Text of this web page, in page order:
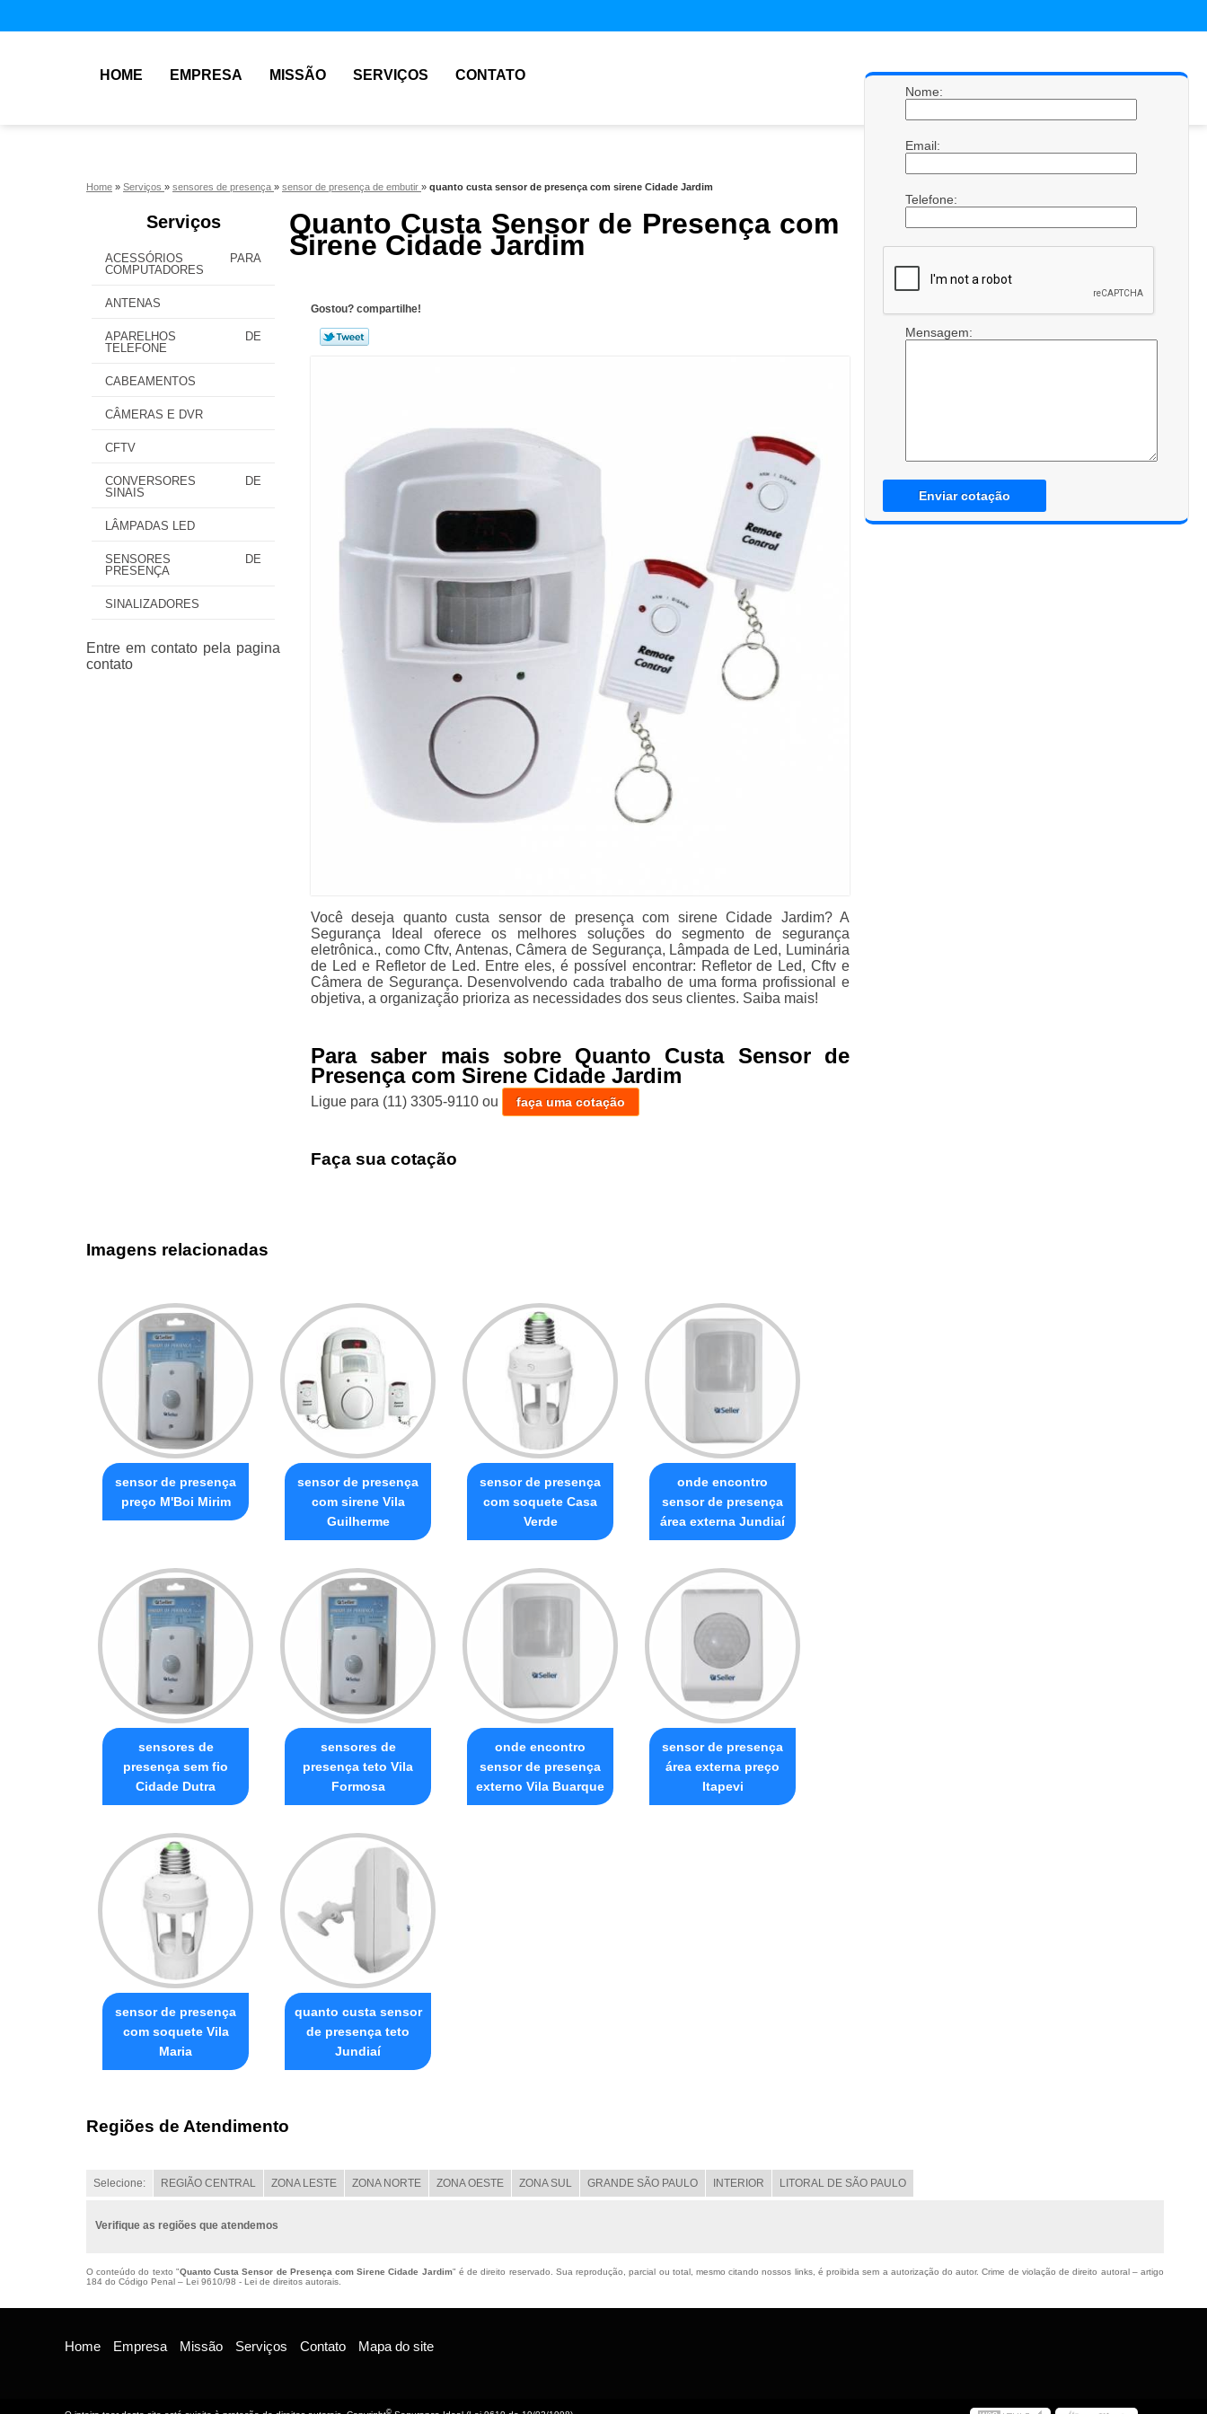
HOME EMPRESA MISSÃO SERVIÇOS CONTATO
Home » Serviços » sensores de presença » sensor de presença de embutir » quanto custa sensor de presença com sirene Cidade Jardim
Serviços
ACESSÓRIOS PARA
COMPUTADORES
ANTENAS
APARELHOS DE
TELEFONE
CABEAMENTOS
CÂMERAS E DVR
CFTV
CONVERSORES DE
SINAIS
LÂMPADAS LED
SENSORES DE
PRESENÇA
SINALIZADORES
Quanto Custa Sensor de Presença com
Sirene Cidade Jardim
Gostou? compartilhe!
Você deseja quanto custa sensor de presença com sirene Cidade Jardim? A
Segurança Ideal oferece os melhores soluções do segmento de segurança
eletrônica., como Cftv, Antenas, Câmera de Segurança, Lâmpada de Led, Luminária
de Led e Refletor de Led. Entre eles, é possível encontrar: Refletor de Led, Cftv e
Câmera de Segurança. Desenvolvendo cada trabalho de uma forma profissional e
objetiva, a organização prioriza as necessidades dos seus clientes. Saiba mais!
Para saber mais sobre Quanto Custa Sensor de
Presença com Sirene Cidade Jardim
Ligue para (11) 3305-9110 ou faça uma cotação
Faça sua cotação
Nome:
Email:
Telefone:
Mensagem:
Enviar cotação
Imagens relacionadas
sensor de presença
preço M'Boi Mirim
sensor de presença
com sirene Vila
Guilherme
sensor de presença
com soquete Casa
Verde
onde encontro
sensor de presença
área externa Jundiaí
sensores de
presença sem fio
Cidade Dutra
sensores de
presença teto Vila
Formosa
onde encontro
sensor de presença
externo Vila Buarque
sensor de presença
área externa preço
Itapevi
sensor de presença
com soquete Vila
Maria
quanto custa sensor
de presença teto
Jundiaí
Regiões de Atendimento
Selecione: REGIÃO CENTRAL ZONA LESTE ZONA NORTE ZONA OESTE ZONA SUL GRANDE SÃO PAULO INTERIOR LITORAL DE SÃO PAULO
Verifique as regiões que atendemos
O conteúdo do texto "Quanto Custa Sensor de Presença com Sirene Cidade Jardim" é de direito reservado. Sua reprodução, parcial ou total, mesmo citando nossos links, é proibida sem a autorização do autor. Crime de violação de direito autoral – artigo
184 do Código Penal – Lei 9610/98 - Lei de direitos autorais
Home Empresa Missão Serviços Contato Mapa do site
©